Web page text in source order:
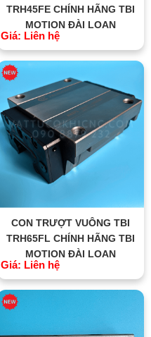
TRH45FE CHÍNH HÃNG TBI
MOTION ĐÀI LOAN
Giá: Liên hệ
CON TRƯỢT VUÔNG TBI
TRH65FL CHÍNH HÃNG TBI
MOTION ĐÀI LOAN
Giá: Liên hệ